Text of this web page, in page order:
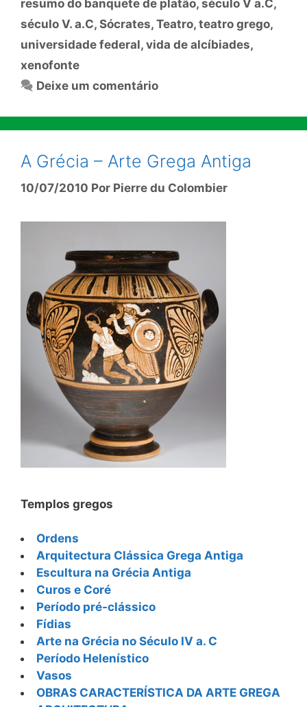
resumo do banquete de platão, século V a.C,
século V. a.C, Sócrates, Teatro, teatro grego,
universidade federal, vida de alcíbiades,
xenofonte
Deixe um comentário
A Grécia – Arte Grega Antiga
10/07/2010 Por Pierre du Colombier
Templos gregos
Ordens
Arquitectura Clássica Grega Antiga
Escultura na Grécia Antiga
Curos e Coré
Período pré-clássico
Fídias
Arte na Grécia no Século IV a. C
Período Helenístico
Vasos
OBRAS CARACTERÍSTICA DA ARTE GREGA